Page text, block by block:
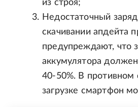
из строя;
Недостаточный
скачивании апдейта
предупреждают, что
аккумулятора
40-50%. В противном
загрузке смартфон